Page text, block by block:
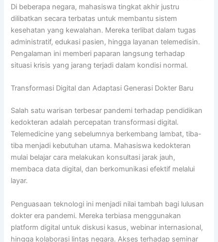
Di beberapa negara, mahasiswa tingkat akhir justru
dilibatkan secara terbatas untuk membantu sistem
kesehatan yang kewalahan. Mereka terlibat dalam tugas
administratif, edukasi pasien, hingga layanan telemedisin.
Pengalaman ini memberi paparan langsung terhadap
situasi krisis yang jarang terjadi dalam kondisi normal.
Transformasi Digital dan Adaptasi Generasi Dokter Baru
Salah satu warisan terbesar pandemi terhadap pendidikan
kedokteran adalah percepatan transformasi digital.
Telemedicine yang sebelumnya berkembang lambat, tiba-
tiba menjadi kebutuhan utama. Mahasiswa kedokteran
mulai belajar cara melakukan konsultasi jarak jauh,
membaca data digital, dan berkomunikasi efektif melalui
layar.
Penguasaan teknologi ini menjadi nilai tambah bagi lulusan
dokter era pandemi. Mereka terbiasa menggunakan
platform digital untuk diskusi kasus, webinar internasional,
hingga kolaborasi lintas negara. Akses terhadap seminar